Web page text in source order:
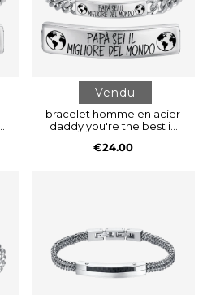
Vendu
bracelet homme en acier
daddy you're the best in
€24.00